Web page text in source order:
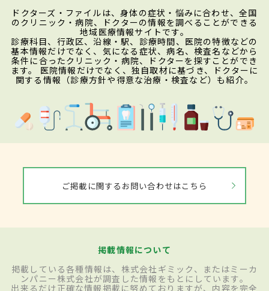
ドクターズ・ファイルは、身体の症状・悩みに合わせ、全国
のクリニック・病院、ドクターの情報を調べることができる
地域医療情報サイトです。
診療科目、行政区、沿線・駅、診療時間、医院の特徴などの
基本情報だけでなく、気になる症状、病名、検査名などから
条件に合ったクリニック・病院、ドクターを探すことができ
ます。 医院情報だけでなく、独自取材に基づき、ドクターに
関する情報（診療方針や得意な治療・検査など）も紹介。
ご掲載に関するお問い合わせはこちら
掲載情報について
掲載している各種情報は、株式会社ギミック、またはミーカ
ンパニー株式会社が調査した情報をもとにしています。
出来るだけ正確な情報掲載に努めておりますが、内容を完全